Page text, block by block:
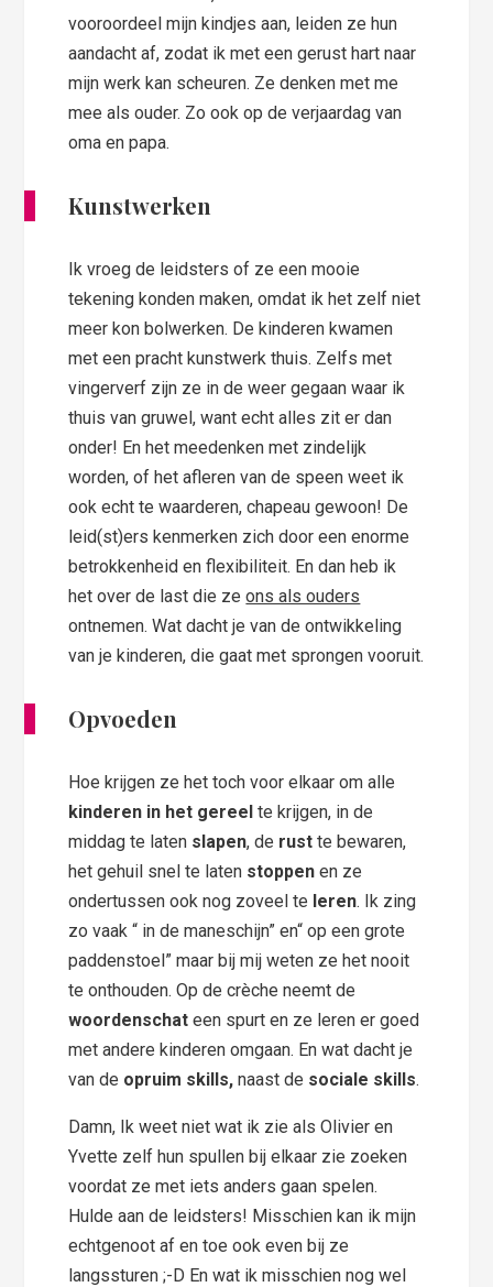
vooroordeel mijn kindjes aan, leiden ze hun
aandacht af, zodat ik met een gerust hart naar
mijn werk kan scheuren. Ze denken met me
mee als ouder. Zo ook op de verjaardag van
oma en papa.
Kunstwerken
Ik vroeg de leidsters of ze een mooie
tekening konden maken, omdat ik het zelf niet
meer kon bolwerken. De kinderen kwamen
met een pracht kunstwerk thuis. Zelfs met
vingerverf zijn ze in de weer gegaan waar ik
thuis van gruwel, want echt alles zit er dan
onder! En het meedenken met zindelijk
worden, of het afleren van de speen weet ik
ook echt te waarderen, chapeau gewoon! De
leid(st)ers kenmerken zich door een enorme
betrokkenheid en flexibiliteit. En dan heb ik
het over de last die zeons als ouders
ontnemen. Wat dacht je van de ontwikkeling
van je kinderen, die gaat met sprongen vooruit.
Opvoeden
Hoe krijgen ze het toch voor elkaar om alle
kinderen in het gereel te krijgen, in de
middag te laten slapen, de rust te bewaren,
het gehuil snel te laten stoppen en ze
ondertussen ook nog zoveel te leren. Ik zing
zo vaak “ in de maneschijn” en“ op een grote
paddenstoel” maar bij mij weten ze het nooit
te onthouden. Op de crèche neemt de
woordenschat een spurt en ze leren er goed
met andere kinderen omgaan. En wat dacht je
van de opruim skills,naast de sociale skills.
Damn, Ik weet niet wat ik zie als Olivier en
Yvette zelf hun spullen bij elkaar zie zoeken
voordat ze met iets anders gaan spelen.
Hulde aan de leidsters! Misschien kan ik mijn
echtgenoot af en toe ook even bij ze
langssturen ;-D En wat ik misschien nog wel